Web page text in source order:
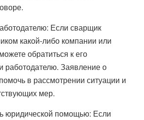
Если сварщик
какой-либо компании или
обратиться к его
работодателю. Заявление о
в рассмотрении ситуации и
мер.
юридической помощью: Если